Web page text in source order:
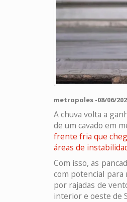
metropoles -08/06/
A chuva volta a
de um cavado em
frente fria que
áreas de
Com isso, as
com potencial para
por rajadas de
interior e oeste de